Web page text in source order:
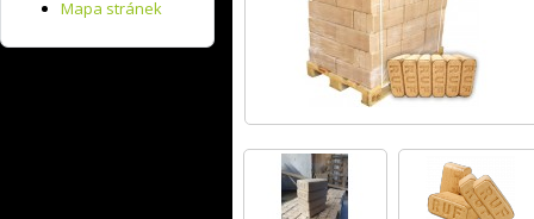
Mapa stránek